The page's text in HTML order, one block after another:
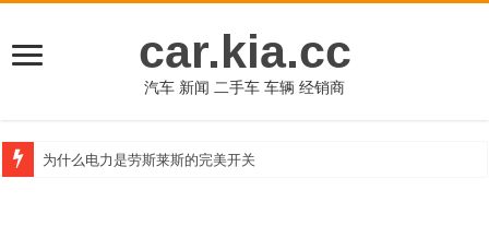
car.kia.cc
汽车 新闻 二手车 车辆 经销商
为什么电力是劳斯莱斯的完美开关